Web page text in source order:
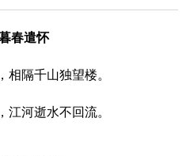
春遣怀
相隔千山独望楼。
江河逝水不回流。